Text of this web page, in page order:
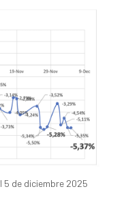
5 de diciembre 2025